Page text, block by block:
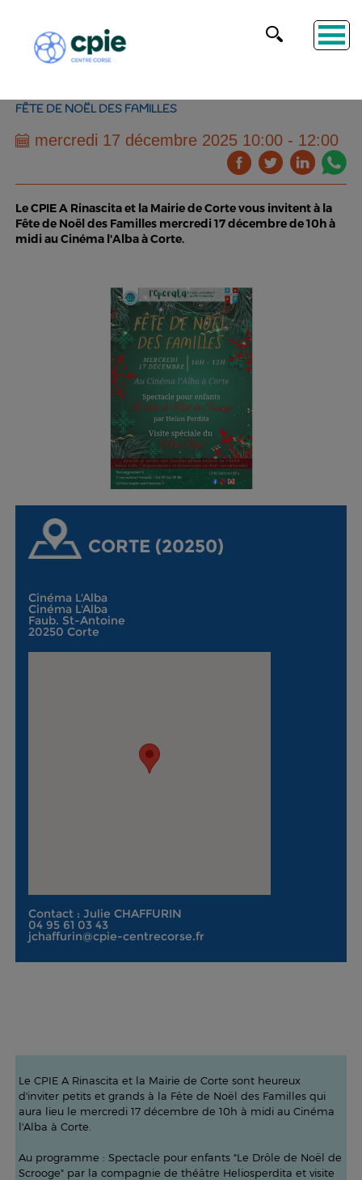
FÊTE DE NOËL DES FAMILLES
mercredi 17 décembre 2025 10:00 - 12:00
Le CPIE A Rinascita et la Mairie de Corte vous invitent à la
Fête de Noël des Familles mercredi 17 décembre de 10h à
midi au Cinéma l'Alba à Corte.
CORTE (20250)
Cinéma L'Alba
Cinéma L'Alba
Faub. St-Antoine
20250 Corte
Contact : Julie CHAFFURIN
04 95 61 03 43
jchaffurin@cpie-centrecorse.fr
Le CPIE A Rinascita et la Mairie de Corte sont heureux
d'inviter petits et grands à la Fête de Noël des Familles qui
aura lieu le mercredi 17 décembre de 10h à midi au Cinéma
l'Alba à Corte.
Au programme : Spectacle pour enfants "Le Drôle de Noël de
Scrooge" par la compagnie de théâtre Heliosperdita et visite